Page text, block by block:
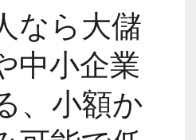
なら大儲
中小企業
、小額か